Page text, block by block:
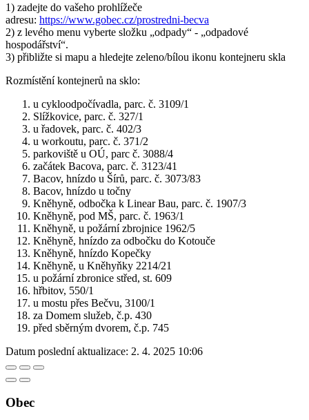
1) zadejte do vašeho prohlížeče
adresu: https://www.gobec.cz/prostredni-becva
2) z levého menu vyberte složku „odpady“ - „odpadové
hospodářství“.
3) přibližte si mapu a hledejte zeleno/bílou ikonu kontejneru skla
Rozmístění kontejnerů na sklo:
u cykloodpočívadla, parc. č. 3109/1
Slížkovice, parc. č. 327/1
u řadovek, parc. č. 402/3
u workoutu, parc. č. 371/2
parkoviště u OÚ, parc č. 3088/4
začátek Bacova, parc. č. 3123/41
Bacov, hnízdo u Šírů, parc. č. 3073/83
Bacov, hnízdo u točny
Kněhyně, odbočka k Linear Bau, parc. č. 1907/3
Kněhyně, pod MŠ, parc. č. 1963/1
Kněhyně, u požární zbrojnice 1962/5
Kněhyně, hnízdo za odbočku do Kotouče
Kněhyně, hnízdo Kopečky
Kněhyně, u Kněhyňky 2214/21
u požární zbronice střed, st. 609
hřbitov, 550/1
u mostu přes Bečvu, 3100/1
za Domem služeb, č.p. 430
před sběrným dvorem, č.p. 745
Datum poslední aktualizace: 2. 4. 2025 10:06
Obec